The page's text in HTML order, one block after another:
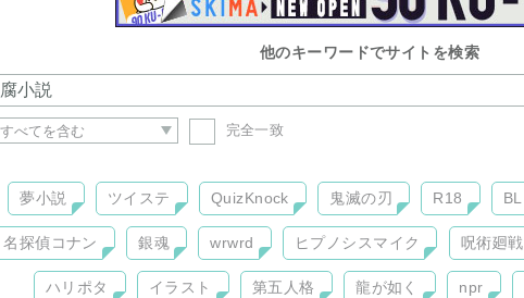
館長との約束は守れますね？
他のキーワードでサイトを検索
完全一致
夢小説 ツイステ QuizKnock 鬼滅の刃 R18 BL
名探偵コナン 銀魂 wrwrd ヒプノシスマイク 呪術廻戦
ハリポタ イラスト 第五人格 龍が如く npr